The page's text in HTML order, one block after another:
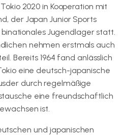
2020 in Kooperation mit
der Japan Junior Sports
binationales Jugendlager statt.
nehmen erstmals auch
Bereits 1964 fand anlässlich
eine deutsch-japanische
durch regelmäßige
eine freundschaftlich
ist.
und japanischen